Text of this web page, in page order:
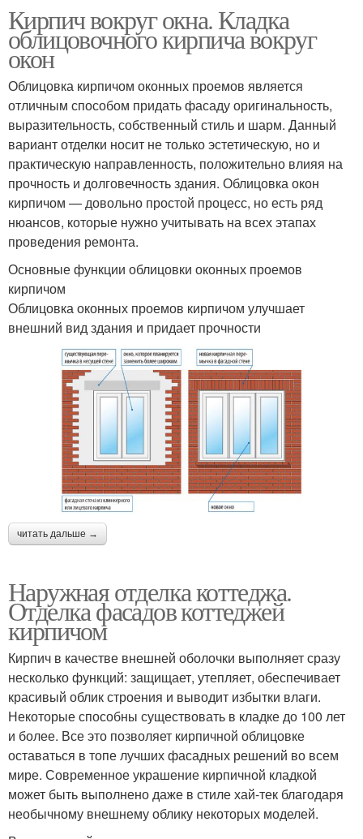
Кирпич вокруг окна. Кладка
облицовочного кирпича вокруг
окон
Облицовка кирпичом оконных проемов является
отличным способом придать фасаду оригинальность,
выразительность, собственный стиль и шарм. Данный
вариант отделки носит не только эстетическую, но и
практическую направленность, положительно влияя на
прочность и долговечность здания. Облицовка окон
кирпичом — довольно простой процесс, но есть ряд
нюансов, которые нужно учитывать на всех этапах
проведения ремонта.
Основные функции облицовки оконных проемов
кирпичом
Облицовка оконных проемов кирпичом улучшает
внешний вид здания и придает прочности
читать дальше →
Наружная отделка коттеджа.
Отделка фасадов коттеджей
кирпичом
Кирпич в качестве внешней оболочки выполняет сразу
несколько функций: защищает, утепляет, обеспечивает
красивый облик строения и выводит избытки влаги.
Некоторые способны существовать в кладке до 100 лет
и более. Все это позволяет кирпичной облицовке
оставаться в топе лучших фасадных решений во всем
мире. Современное украшение кирпичной кладкой
может быть выполнено даже в стиле хай-тек благодаря
необычному внешнему облику некоторых моделей.